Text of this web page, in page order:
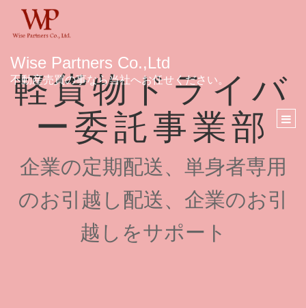
Wise Partners Co.,Ltd
不動産売買の事なら当社へお任せください。
軽貨物ドライバ
ー委託事業部
企業の定期配送、単身者専用
のお引越し配送、企業のお引
越しをサポート